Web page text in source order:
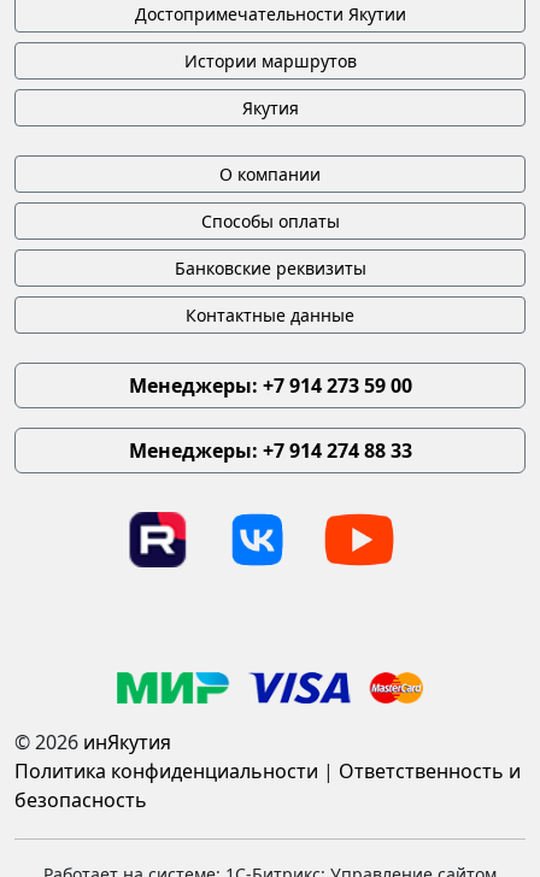
Достопримечательности Якутии
Истории маршрутов
Якутия
О компании
Способы оплаты
Банковские реквизиты
Контактные данные
Менеджеры: +7 914 273 59 00
Менеджеры: +7 914 274 88 33
© 2026 инЯкутия
Политика конфиденциальности | Ответственность и
безопасность